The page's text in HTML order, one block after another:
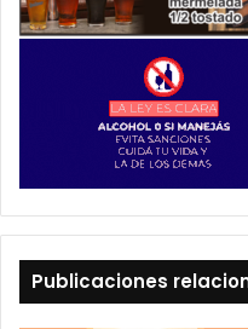
Publicaciones